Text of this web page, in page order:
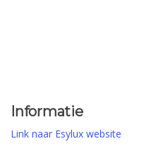
Informatie
Link naar Esylux website